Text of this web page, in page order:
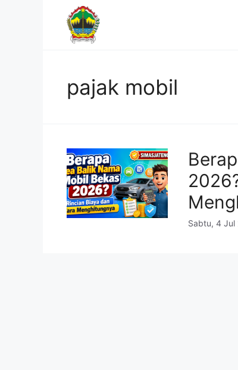
pajak mobil
Sabtu, 4